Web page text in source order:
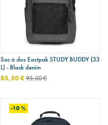
Sac à dos Eastpak STUDY BUDDY (33
L) - Black denim
85,50 €95,00 €
-10 %